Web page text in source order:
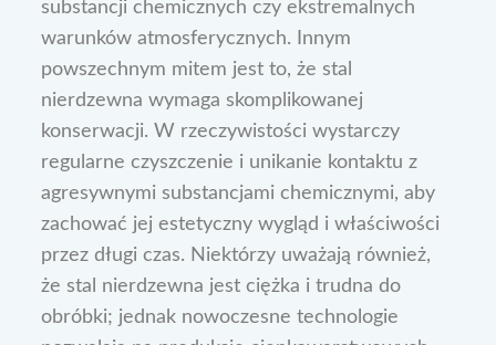
substancji chemicznych czy ekstremalnych
warunków atmosferycznych. Innym
powszechnym mitem jest to, że stal
nierdzewna wymaga skomplikowanej
konserwacji. W rzeczywistości wystarczy
regularne czyszczenie i unikanie kontaktu z
agresywnymi substancjami chemicznymi, aby
zachować jej estetyczny wygląd i właściwości
przez długi czas. Niektórzy uważają również,
że stal nierdzewna jest ciężka i trudna do
obróbki; jednak nowoczesne technologie